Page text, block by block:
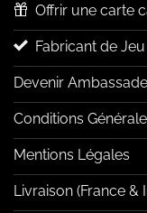
Offrir une carte
Fabricant de
Devenir
Conditions
Mentions Légales
Livraison (France &